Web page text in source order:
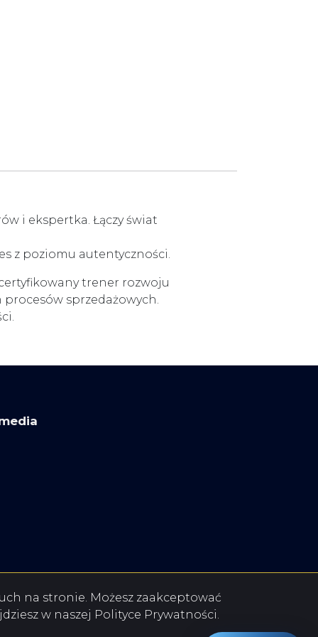
i ekspertka. Łączy świat
z poziomu autentyczności.
trener rozwoju
sprzedażowych.
na stronie. Możesz zaakceptować
w naszej Polityce Prywatności.